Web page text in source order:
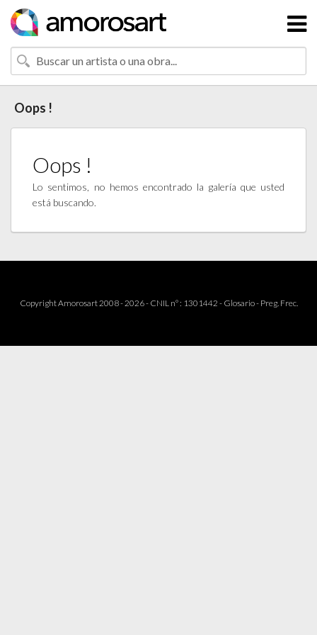
Oops !
Oops !
Lo sentimos, no hemos encontrado la galería que usted
está buscando.
Copyright Amorosart 2008 - 2026 - CNIL n° : 1301442 - Glosario- Preg. Frec.